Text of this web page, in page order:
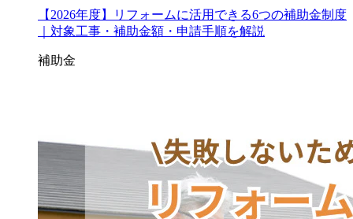
【2026年度】リフォームに活用できる6つの補助金制度
｜対象工事・補助金額・申請手順を解説
補助金